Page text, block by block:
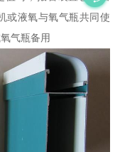
或液氧与氧气瓶共同使
气瓶备用